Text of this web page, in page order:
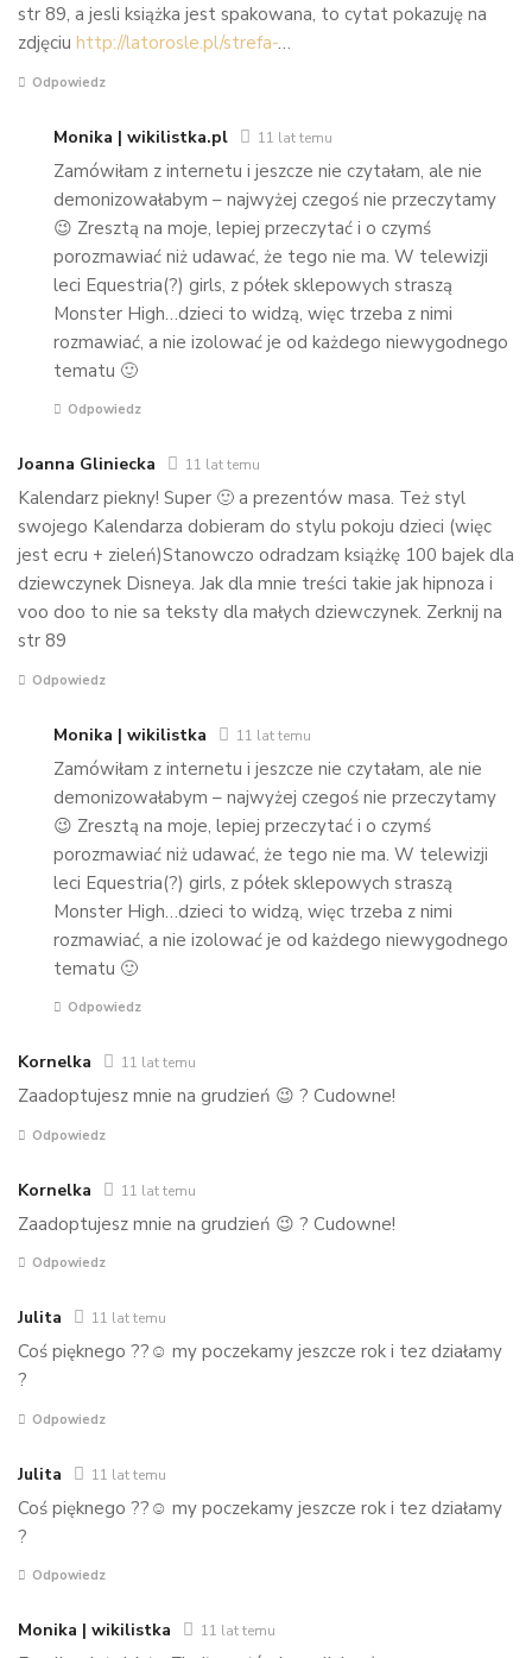
str 89, a jesli książka jest spakowana, to cytat pokazuję na
zdjęciu http://latorosle.pl/strefa-…
Odpowiedz
Monika | wikilistka.pl 11 lat temu
Zamówiłam z internetu i jeszcze nie czytałam, ale nie
demonizowałabym – najwyżej czegoś nie przeczytamy
😉 Zresztą na moje, lepiej przeczytać i o czymś
porozmawiać niż udawać, że tego nie ma. W telewizji
leci Equestria(?) girls, z półek sklepowych straszą
Monster High…dzieci to widzą, więc trzeba z nimi
rozmawiać, a nie izolować je od każdego niewygodnego
tematu 🙂
Odpowiedz
Joanna Gliniecka 11 lat temu
Kalendarz piekny! Super 🙂 a prezentów masa. Też styl
swojego Kalendarza dobieram do stylu pokoju dzieci (więc
jest ecru + zieleń)Stanowczo odradzam książkę 100 bajek dla
dziewczynek Disneya. Jak dla mnie treści takie jak hipnoza i
voo doo to nie sa teksty dla małych dziewczynek. Zerknij na
str 89
Odpowiedz
Monika | wikilistka 11 lat temu
Zamówiłam z internetu i jeszcze nie czytałam, ale nie
demonizowałabym – najwyżej czegoś nie przeczytamy
😉 Zresztą na moje, lepiej przeczytać i o czymś
porozmawiać niż udawać, że tego nie ma. W telewizji
leci Equestria(?) girls, z półek sklepowych straszą
Monster High…dzieci to widzą, więc trzeba z nimi
rozmawiać, a nie izolować je od każdego niewygodnego
tematu 🙂
Odpowiedz
Kornelka 11 lat temu
Zaadoptujesz mnie na grudzień 😉 ? Cudowne!
Odpowiedz
Kornelka 11 lat temu
Zaadoptujesz mnie na grudzień 😉 ? Cudowne!
Odpowiedz
Julita 11 lat temu
Coś pięknego ??☺ my poczekamy jeszcze rok i tez działamy
?
Odpowiedz
Julita 11 lat temu
Coś pięknego ??☺ my poczekamy jeszcze rok i tez działamy
?
Odpowiedz
Monika | wikilistka 11 lat temu